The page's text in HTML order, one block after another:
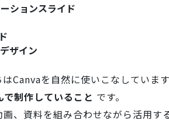
ションスライド
ザイン
Canvaを自然に使いこなしていま
制作していること です。
、資料を組み合わせながら活用す